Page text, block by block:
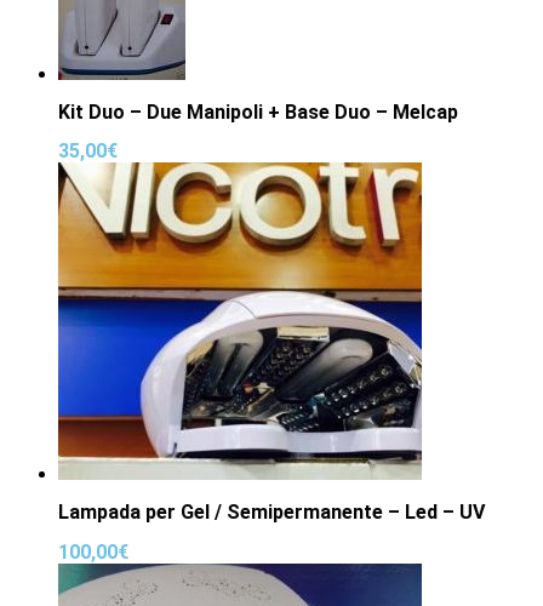
Kit Duo – Due Manipoli + Base Duo – Melcap
35,00€
Lampada per Gel / Semipermanente – Led – UV
100,00€